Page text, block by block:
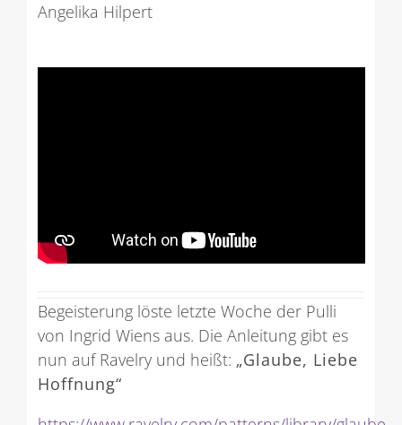
Angelika Hilpert
Begeisterung löste letzte Woche der Pulli
von Ingrid Wiens aus. Die Anleitung gibt es
nun auf Ravelry und heißt: „Glaube, Liebe
Hoffnung“